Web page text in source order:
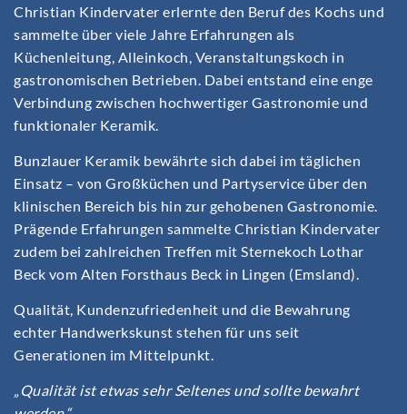
Christian Kindervater erlernte den Beruf des Kochs und
sammelte über viele Jahre Erfahrungen als
Küchenleitung, Alleinkoch, Veranstaltungskoch in
gastronomischen Betrieben. Dabei entstand eine enge
Verbindung zwischen hochwertiger Gastronomie und
funktionaler Keramik.
Bunzlauer Keramik bewährte sich dabei im täglichen
Einsatz – von Großküchen und Partyservice über den
klinischen Bereich bis hin zur gehobenen Gastronomie.
Prägende Erfahrungen sammelte Christian Kindervater
zudem bei zahlreichen Treffen mit Sternekoch Lothar
Beck vom Alten Forsthaus Beck in Lingen (Emsland).
Qualität, Kundenzufriedenheit und die Bewahrung
echter Handwerkskunst stehen für uns seit
Generationen im Mittelpunkt.
„Qualität ist etwas sehr Seltenes und sollte bewahrt